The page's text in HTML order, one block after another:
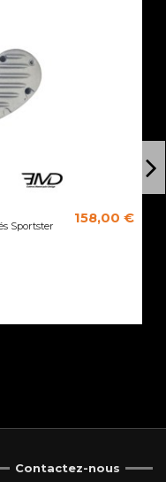
Sportster
158,00 €
Contactez-nous